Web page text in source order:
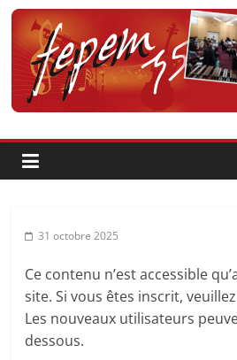
Passer
contenu
Fédération
pour
la
Pratique
et
31 octobre 2025
Ce contenu n’est accessible
site. Si vous êtes inscrit,
Les nouveaux utilisateurs
dessous.